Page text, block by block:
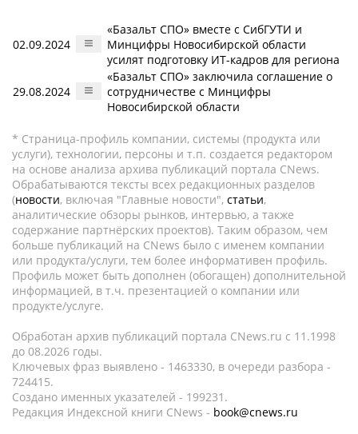
02.09.2024
«Базальт СПО» вместе с СибГУТИ и
Минцифры Новосибирской области
усилят подготовку ИТ-кадров для региона
29.08.2024
«Базальт СПО» заключила соглашение о
сотрудничестве с Минцифры
Новосибирской области
* Страница-профиль компании, системы (продукта или
услуги), технологии, персоны и т.п. создается редактором
на основе анализа архива публикаций портала CNews.
Обрабатываются тексты всех редакционных разделов
(новости, включая "Главные новости", статьи,
аналитические обзоры рынков, интервью, а также
содержание партнёрских проектов). Таким образом, чем
больше публикаций на CNews было с именем компании
или продукта/услуги, тем более информативен профиль.
Профиль может быть дополнен (обогащен) дополнительной
информацией, в т.ч. презентацией о компании или
продукте/услуге.
Обработан архив публикаций портала CNews.ru c 11.1998
до 08.2026 годы.
Ключевых фраз выявлено - 1463330, в очереди разбора -
724415.
Создано именных указателей - 199231.
Редакция Индексной книги CNews - book@cnews.ru